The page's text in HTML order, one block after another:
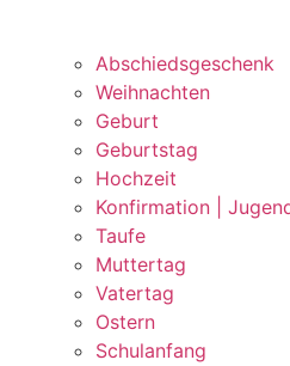
Abschiedsgeschenk
Weihnachten
Geburt
Geburtstag
Hochzeit
Konfirmation |
Taufe
Muttertag
Vatertag
Ostern
Schulanfang